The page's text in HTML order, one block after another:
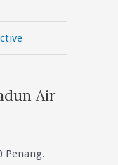
Air
Penang.